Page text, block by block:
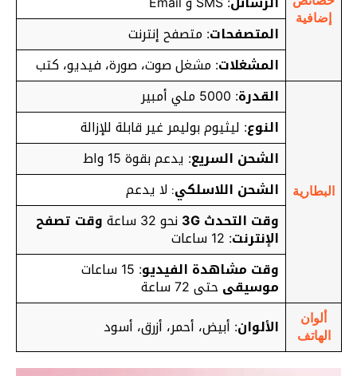
إضافية
المتصفحات: متصفح إنترنت
المشغلات: مشغل صوت، صورة، فيديو، كتب
البطارية
القدرة: 5000 ملي أمبير
النوع: ليثيوم بوليمر غير قابلة للإزالة
الشحن السريع: يدعم بقوة 15 واط
الشحن اللاسلكي: لا يدعم
وقت التحدث 3G
نحو 32 ساعة وقت تصفح
الإنترنت: 12 ساعات
وقت مشاهدة الفيديو: 15 ساعات
موسيقى حتى 72 ساعة
ألوان
الهاتف
الألوان: أبيض، أحمر، أزرق، أسود